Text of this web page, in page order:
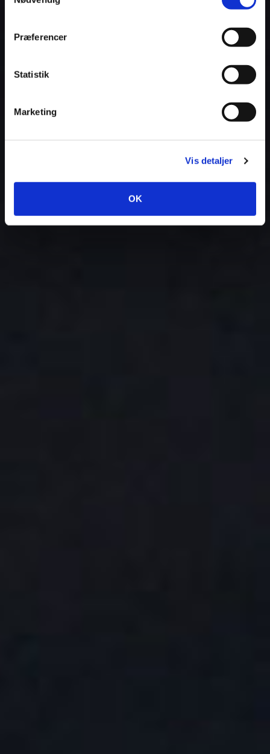
Præferencer
Statistik
Marketing
Vis detaljer
OK